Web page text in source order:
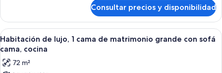
1
cama
de
matrimonio,
Consultar precios y disponibilidad
Abrir
todas
las
fotos
Un dormitorio con pared de ladrillo,
4
Habitación de lujo, 1 cama de matrimonio grande con sofá
cama, cocina
72 m²